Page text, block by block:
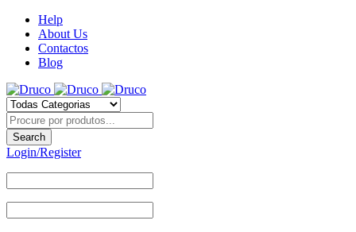
Help
About Us
Contactos
Blog
Login/Register